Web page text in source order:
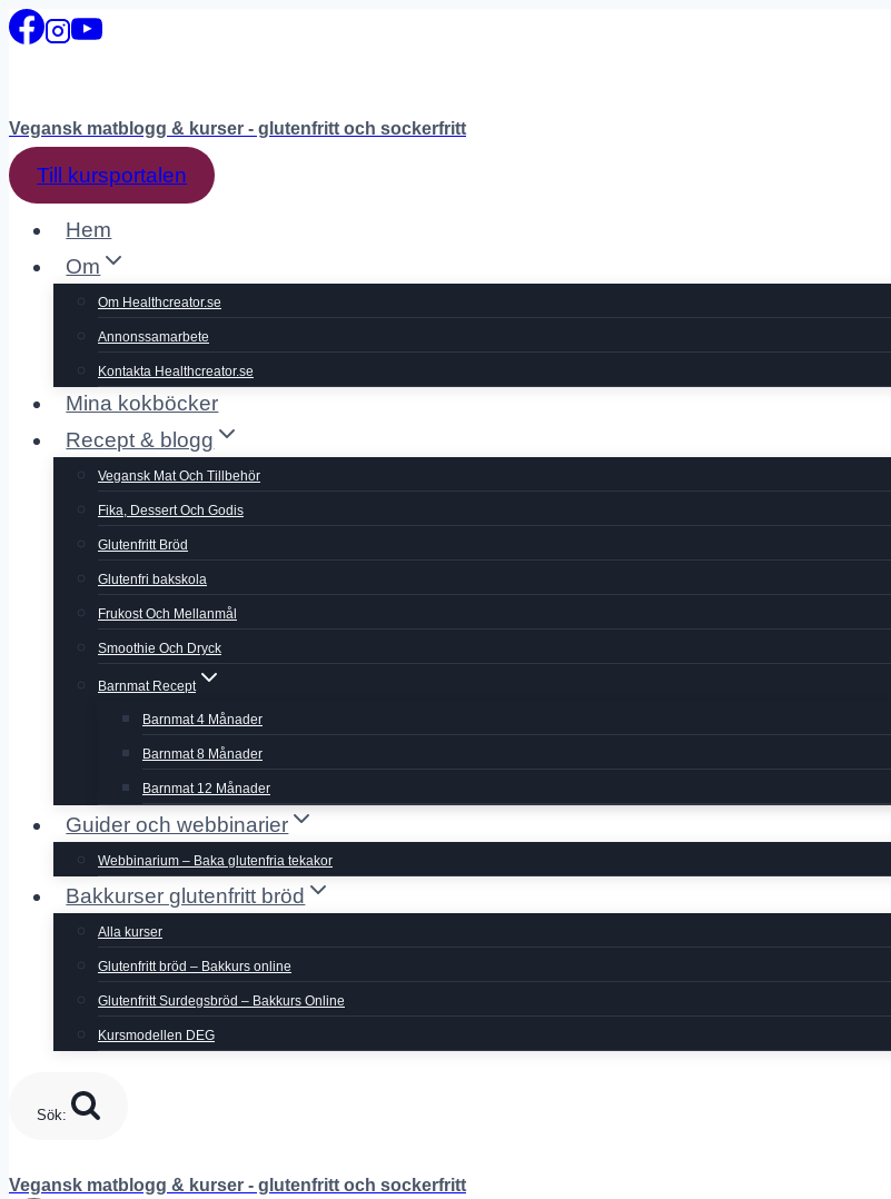
Skip
Vegansk matblogg & kurser - glutenfritt och sockerfritt
Till kursportalen
Hem
Om
Om Healthcreator.se
Annonssamarbete
Kontakta Healthcreator.se
Mina kokböcker
Recept & blogg
Vegansk Mat Och Tillbehör
Fika, Dessert Och Godis
Glutenfritt Bröd
Glutenfri bakskola
Frukost Och Mellanmål
Smoothie Och Dryck
Barnmat Recept
Barnmat 4 Månader
Barnmat 8 Månader
Barnmat 12 Månader
Guider och webbinarier
Webbinarium – Baka glutenfria tekakor
Bakkurser glutenfritt bröd
Alla kurser
Glutenfritt bröd – Bakkurs online
Glutenfritt Surdegsbröd – Bakkurs Online
Kursmodellen DEG
Sök:
Vegansk matblogg & kurser - glutenfritt och sockerfritt